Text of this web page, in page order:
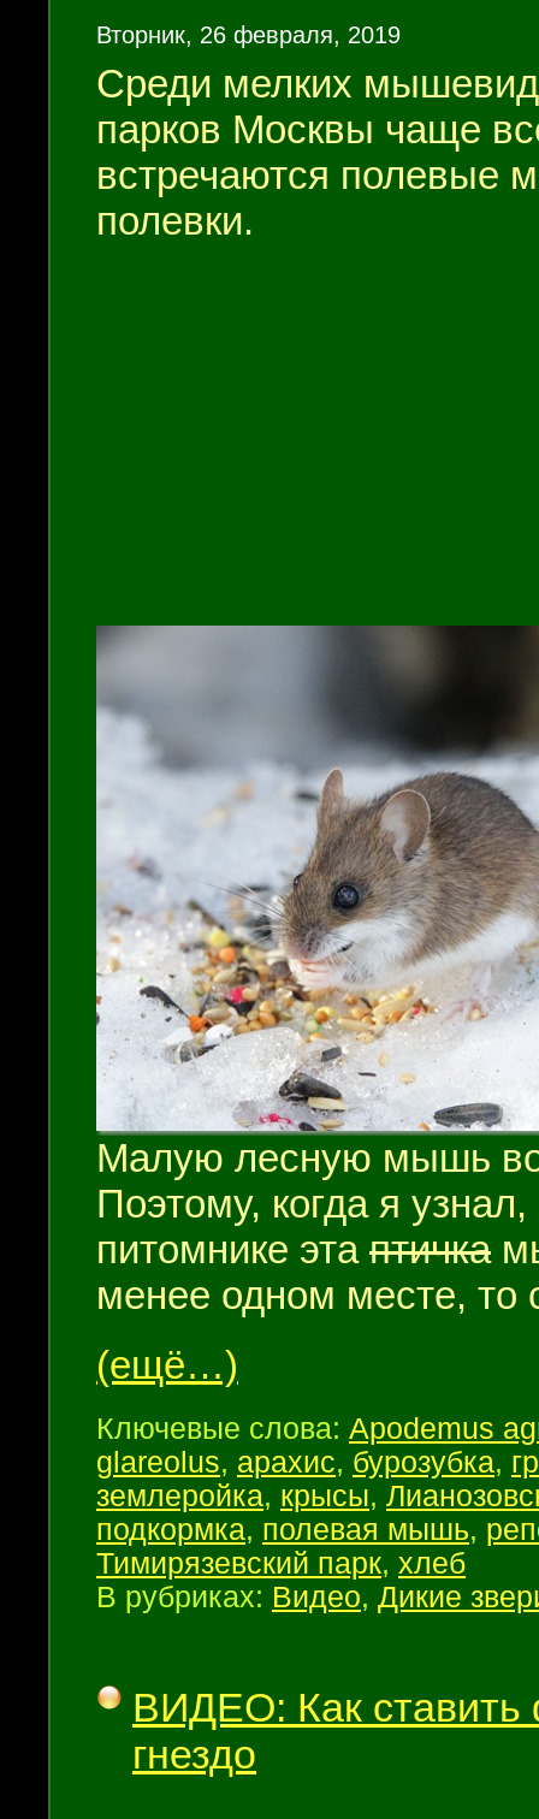
Вторник, 26 февраля, 2019
Среди мелких
парков Москвы чаще
встречаются полевые
полевки.
Малую лесную мышь
Поэтому, когда я
питомнике эта птичка
менее одном месте, то
(ещё…)
Ключевые слова: Apodemus
glareolus, арахис, бурозубка,
землеройка, крысы,
подкормка, полевая мышь,
Тимирязевский парк, хлеб
В рубриках: Видео, Дикие
ВИДЕО: Как ставить
гнездо